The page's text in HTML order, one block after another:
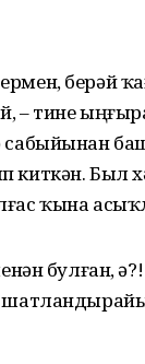
берәй
– тине
сабыйынан
киткән. Был
ҡына
булған,